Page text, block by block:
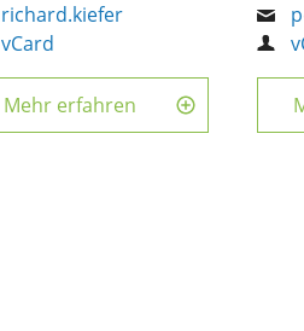
richard.kiefer
vCard
Mehr erfahren